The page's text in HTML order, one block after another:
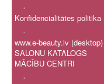
.
Konfidencialitātes politika
.
www.e-beauty.lv (desktop)
SALONU KATALOGS
MĀCĪBU CENTRI
.